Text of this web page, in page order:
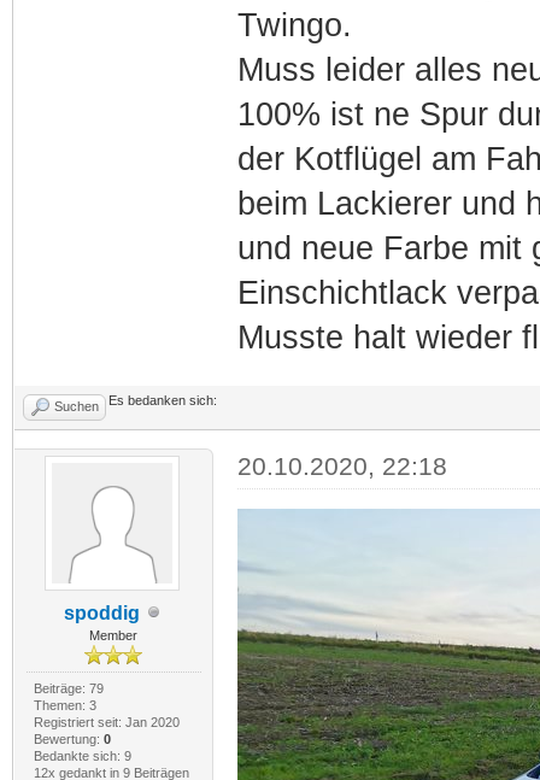
Twingo.
Muss leider alles
100% ist ne Spur
der Kotflügel am
beim Lackierer und
und neue Farbe mit
Einschichtlack
Musste halt wieder
Suchen Es bedanken sich:
spoddig
Member
Beiträge: 79
Themen: 3
Registriert seit: Jan 2020
Bewertung: 0
Bedankte sich: 9
12x gedankt in 9 Beiträgen
20.10.2020, 22:18